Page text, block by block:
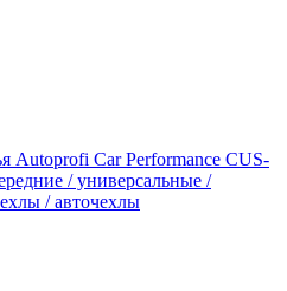
Autoprofi Car Performance CUS-
/ универсальные /
/ авточехлы